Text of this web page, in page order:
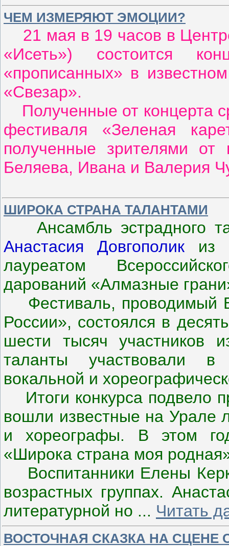
ЧЕМ ИЗМЕРЯЮТ ЭМОЦИИ?
21 мая в 19 часов в
«Исеть») состоится
«прописанных» в
«Свезар».
Полученные от концерта
фестиваля «Зеленая
полученные зрителями
Беляева, Ивана и Валерия
ШИРОКА СТРАНА ТАЛАНТАМИ
Ансамбль эстрадного
Анастасия Довгополик из
лауреатом
дарований «Алмазные
Фестиваль, проводимый
России», состоялся в
шести тысяч участников
таланты участвовали в
вокальной и
Итоги конкурса подвело
вошли известные на Урале
и хореографы. В этом
«Широка страна моя
Воспитанники Елены
возрастных группах.
литературной но ... Читать
ВОСТОЧНАЯ СКАЗКА НА СЦЕНЕ